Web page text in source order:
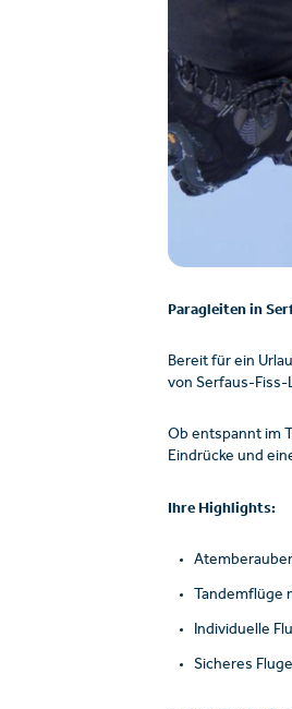
Paragleiten in
Bereit für ein
von Serfaus-Fiss-
Ob entspannt im
Eindrücke und
Ihre Highlights:
Tandemflüge
Individuelle
Sicheres